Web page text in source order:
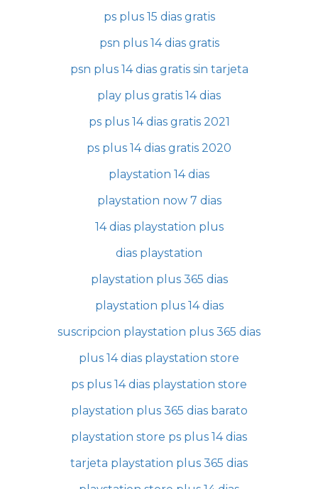
ps plus 15 dias gratis
psn plus 14 dias gratis
psn plus 14 dias gratis sin tarjeta
play plus gratis 14 dias
ps plus 14 dias gratis 2021
ps plus 14 dias gratis 2020
playstation 14 dias
playstation now 7 dias
14 dias playstation plus
dias playstation
playstation plus 365 dias
playstation plus 14 dias
suscripcion playstation plus 365 dias
plus 14 dias playstation store
ps plus 14 dias playstation store
playstation plus 365 dias barato
playstation store ps plus 14 dias
tarjeta playstation plus 365 dias